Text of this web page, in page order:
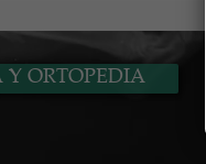
ORTOPEDIA